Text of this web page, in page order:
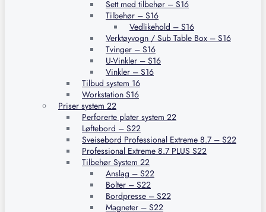
Sett med tilbehør – S16
Tilbehør – S16
Vedlikehold – S16
Verktøyvogn / Sub Table Box – S16
Tvinger – S16
U-Vinkler – S16
Vinkler – S16
Tilbud system 16
Workstation S16
Priser system 22
Perforerte plater system 22
Løftebord – S22
Sveisebord Professional Extreme 8.7 – S22
Professional Extreme 8.7 PLUS S22
Tilbehør System 22
Anslag – S22
Bolter – S22
Bordpresse – S22
Magneter – S22